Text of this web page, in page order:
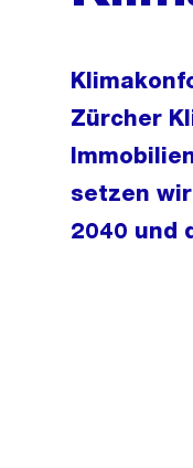
Zürcher
setzen
2040 und